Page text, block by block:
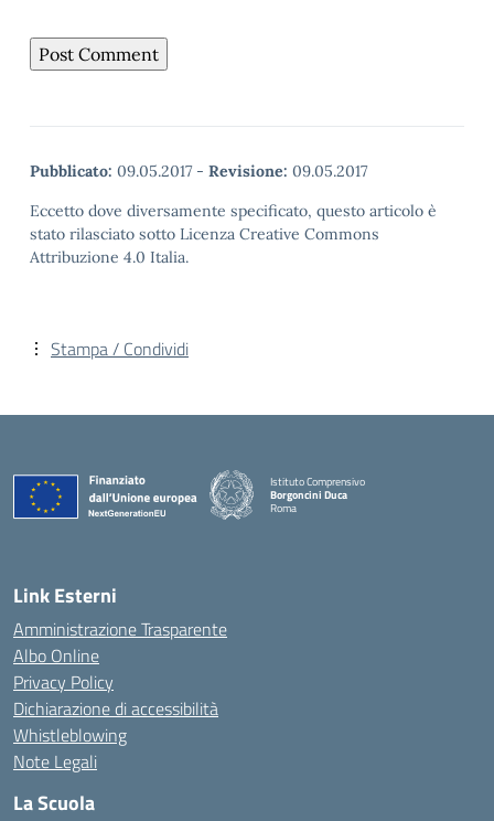
Pubblicato: 09.05.2017 - Revisione: 09.05.2017
Eccetto dove diversamente specificato, questo articolo è
stato rilasciato sotto Licenza Creative Commons
Attribuzione 4.0 Italia.
Stampa / Condividi
Istituto Comprensivo
Borgoncini Duca
Roma
Link Esterni
Amministrazione Trasparente
Albo Online
Privacy Policy
Dichiarazione di accessibilità
Whistleblowing
Note Legali
La Scuola